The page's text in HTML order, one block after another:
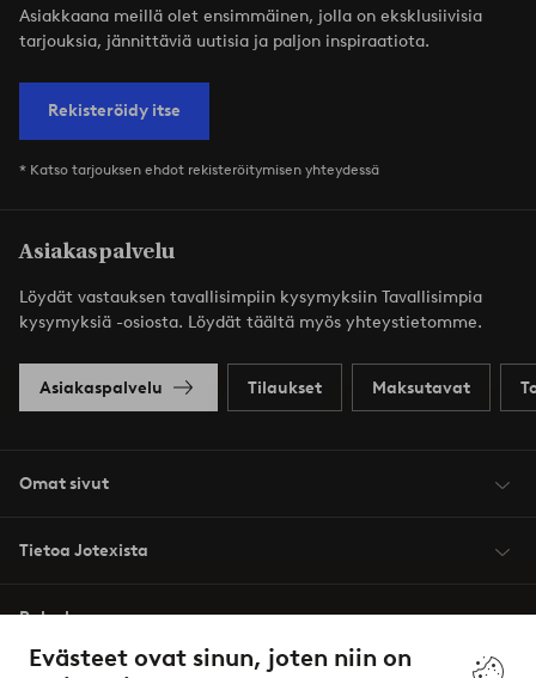
Evästeet ovat sinun, joten niin on
Asiakkaana meillä olet ensimmäinen, jolla on eksklusiivisia
tarjouksia, jännittäviä uutisia ja paljon inspiraatiota.
Rekisteröidy itse
* Katso tarjouksen ehdot rekisteröitymisen yhteydessä
Asiakaspalvelu
Löydät vastauksen tavallisimpiin kysymyksiin Tavallisimpia
kysymyksiä -osiosta. Löydät täältä myös yhteystietomme.
Asiakaspalvelu Tilaukset Maksutavat
Omat sivut
Tietoa Jotexista
Palvelumme